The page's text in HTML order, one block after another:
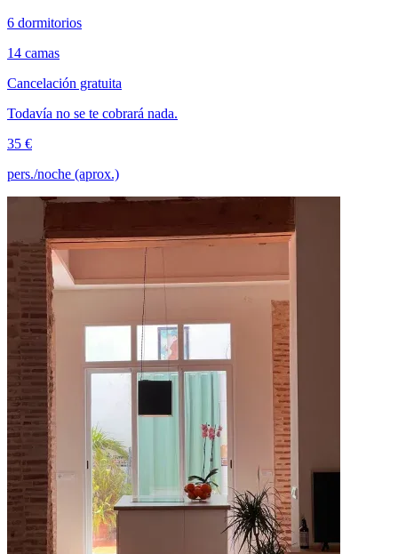
6 dormitorios
14 camas
Cancelación gratuita
Todavía no se te cobrará nada.
35 €
pers./noche (aprox.)